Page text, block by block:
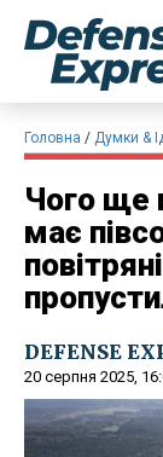
Головна Думки &
Чого ще
має
DEFENSE
20 серпня 2025,